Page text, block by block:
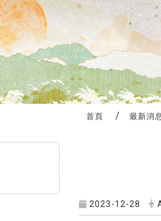
首頁 最新消息
2023-12-28